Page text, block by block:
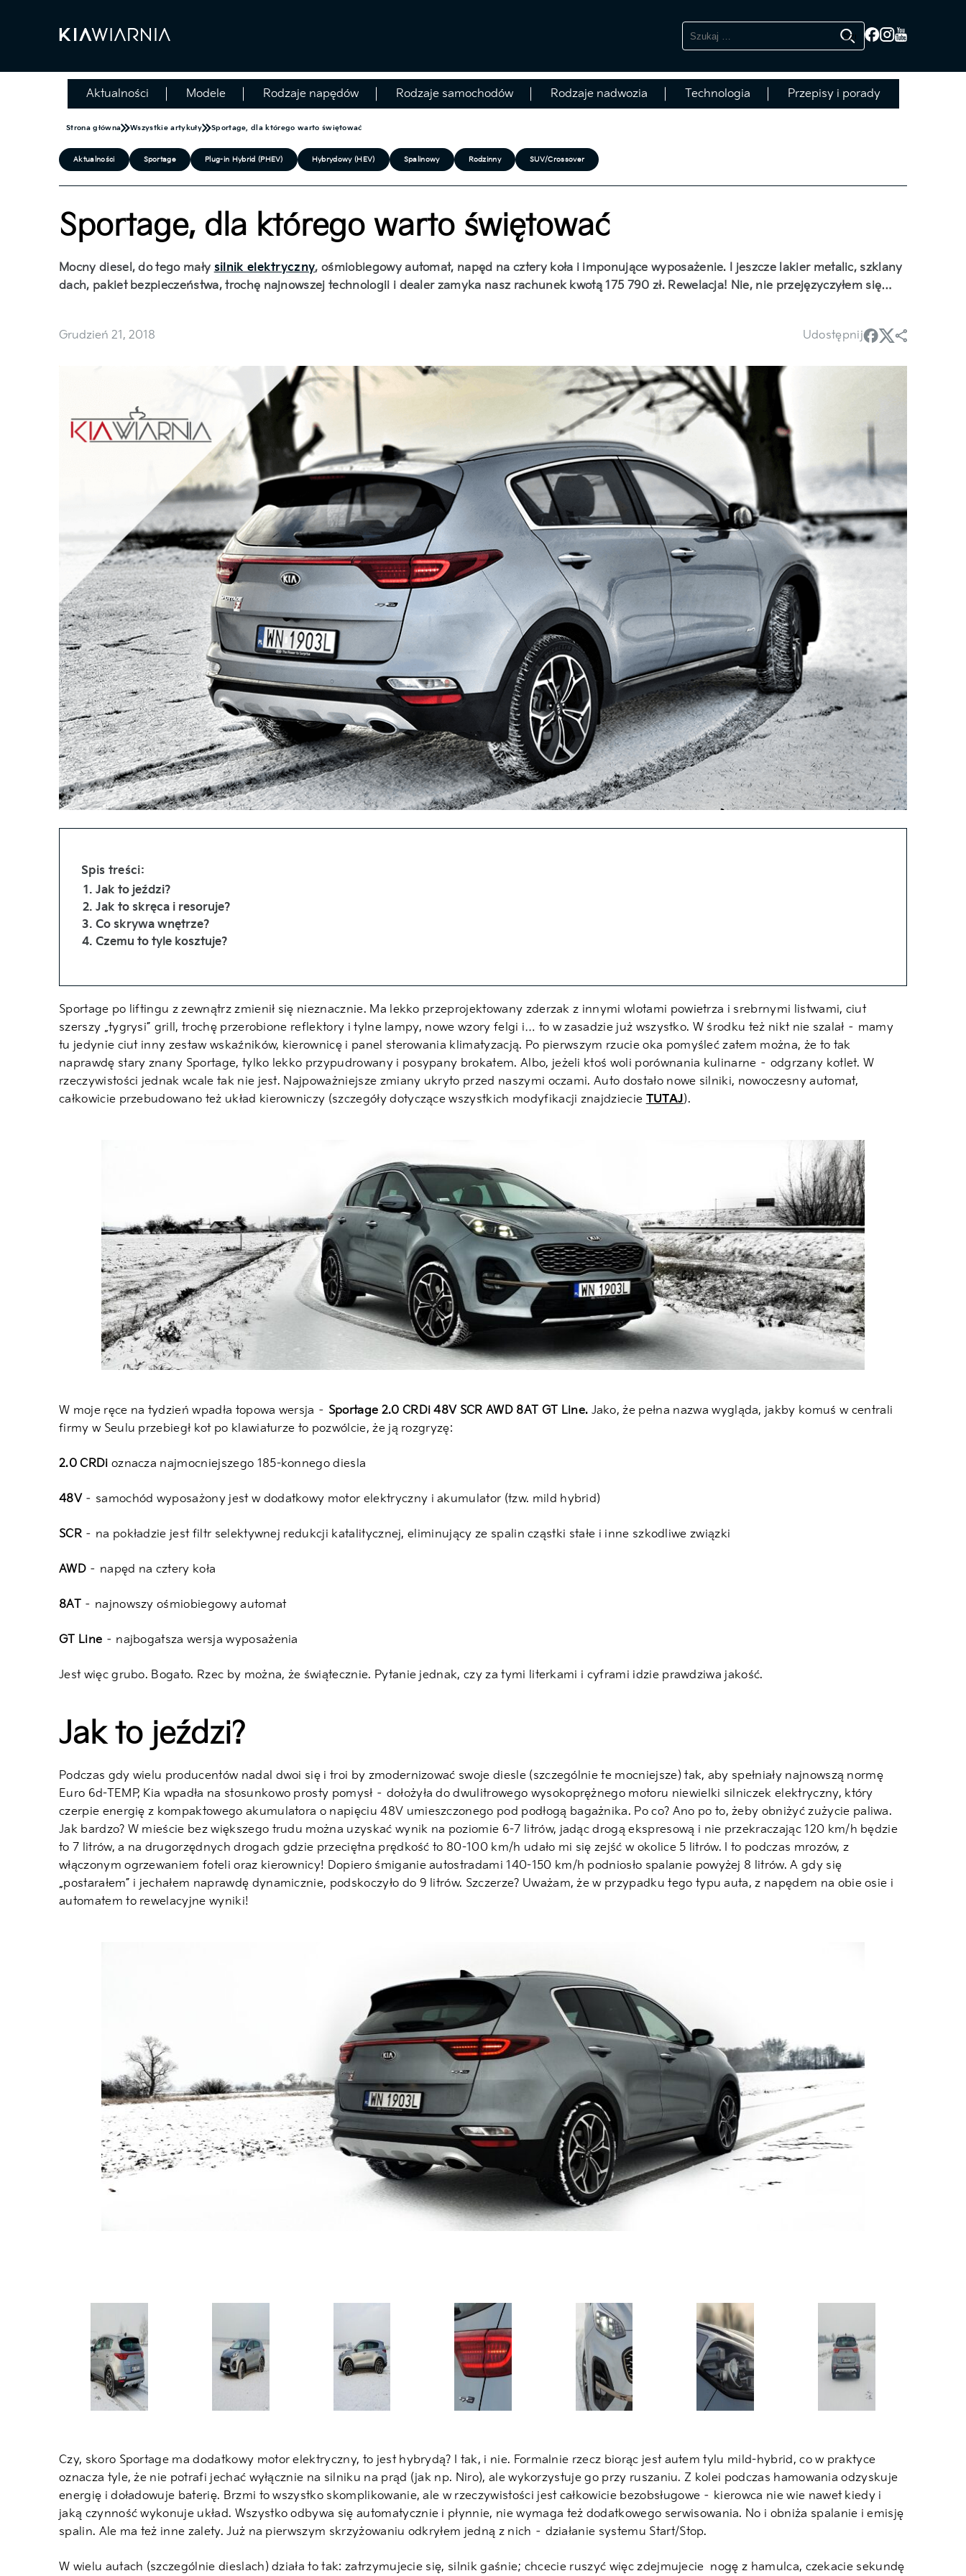
Szukaj:
Aktualności Modele Rodzaje napędów Rodzaje samochodów Rodzaje nadwozia Technologia Przepisy i porady
Strona główna Wszystkie artykuły Sportage, dla którego warto świętować
Aktualności Sportage Plug-in Hybrid (PHEV) Hybrydowy (HEV) Spalinowy Rodzinny SUV/Crossover
Sportage, dla którego warto świętować
Mocny diesel, do tego mały silnik elektryczny, ośmiobiegowy automat, napęd na cztery koła i imponujące wyposażenie. I jeszcze lakier metalic, szklany
dach, pakiet bezpieczeństwa, trochę najnowszej technologii i dealer zamyka nasz rachunek kwotą 175 790 zł. Rewelacja! Nie, nie przejęzyczyłem się…
Grudzień 21, 2018 Udostępnij
Spis treści:
Jak to jeździ?
Jak to skręca i resoruje?
Co skrywa wnętrze?
Czemu to tyle kosztuje?
Sportage po liftingu z zewnątrz zmienił się nieznacznie. Ma lekko przeprojektowany zderzak z innymi wlotami powietrza i srebrnymi listwami, ciut
szerszy „tygrysi” grill, trochę przerobione reflektory i tylne lampy, nowe wzory felgi i… to w zasadzie już wszystko. W środku też nikt nie szalał – mamy
tu jedynie ciut inny zestaw wskaźników, kierownicę i panel sterowania klimatyzacją. Po pierwszym rzucie oka pomyśleć zatem można, że to tak
naprawdę stary znany Sportage, tylko lekko przypudrowany i posypany brokatem. Albo, jeżeli ktoś woli porównania kulinarne – odgrzany kotlet. W
rzeczywistości jednak wcale tak nie jest. Najpoważniejsze zmiany ukryto przed naszymi oczami. Auto dostało nowe silniki, nowoczesny automat,
całkowicie przebudowano też układ kierowniczy (szczegóły dotyczące wszystkich modyfikacji znajdziecie TUTAJ).
W moje ręce na tydzień wpadła topowa wersja – Sportage 2.0 CRDi 48V SCR AWD 8AT GT Line. Jako, że pełna nazwa wygląda, jakby komuś w centrali
firmy w Seulu przebiegł kot po klawiaturze to pozwólcie, że ją rozgryzę:
2.0 CRDi oznacza najmocniejszego 185-konnego diesla
48V– samochód wyposażony jest w dodatkowy motor elektryczny i akumulator (tzw. mild hybrid)
SCR– na pokładzie jest filtr selektywnej redukcji katalitycznej, eliminujący ze spalin cząstki stałe i inne szkodliwe związki
AWD– napęd na cztery koła
8AT– najnowszy ośmiobiegowy automat
GT Line – najbogatsza wersja wyposażenia
Jest więc grubo. Bogato. Rzec by można, że świątecznie. Pytanie jednak, czy za tymi literkami i cyframi idzie prawdziwa jakość.
Jak to jeździ?
Podczas gdy wielu producentów nadal dwoi się i troi by zmodernizować swoje diesle (szczególnie te mocniejsze) tak, aby spełniały najnowszą normę
Euro 6d-TEMP, Kia wpadła na stosunkowo prosty pomysł – dołożyła do dwulitrowego wysokoprężnego motoru niewielki silniczek elektryczny, który
czerpie energię z kompaktowego akumulatora o napięciu 48V umieszczonego pod podłogą bagażnika. Po co? Ano po to, żeby obniżyć zużycie paliwa.
Jak bardzo? W mieście bez większego trudu można uzyskać wynik na poziomie 6-7 litrów, jadąc drogą ekspresową i nie przekraczając 120 km/h będzie
to 7 litrów, a na drugorzędnych drogach gdzie przeciętna prędkość to 80-100 km/h udało mi się zejść w okolice 5 litrów. I to podczas mrozów, z
włączonym ogrzewaniem foteli oraz kierownicy! Dopiero śmiganie autostradami 140-150 km/h podniosło spalanie powyżej 8 litrów. A gdy się
„postarałem” i jechałem naprawdę dynamicznie, podskoczyło do 9 litrów. Szczerze? Uważam, że w przypadku tego typu auta, z napędem na obie osie i
automatem to rewelacyjne wyniki!
Czy, skoro Sportage ma dodatkowy motor elektryczny, to jest hybrydą? I tak, i nie. Formalnie rzecz biorąc jest autem tylu mild-hybrid, co w praktyce
oznacza tyle, że nie potrafi jechać wyłącznie na silniku na prąd (jak np. Niro), ale wykorzystuje go przy ruszaniu. Z kolei podczas hamowania odzyskuje
energię i doładowuje baterię. Brzmi to wszystko skomplikowanie, ale w rzeczywistości jest całkowicie bezobsługowe – kierowca nie wie nawet kiedy i
jaką czynność wykonuje układ. Wszystko odbywa się automatycznie i płynnie, nie wymaga też dodatkowego serwisowania. No i obniża spalanie i emisję
spalin. Ale ma też inne zalety. Już na pierwszym skrzyżowaniu odkryłem jedną z nich – działanie systemu Start/Stop.
W wielu autach (szczególnie dieslach) działa to tak: zatrzymujecie się, silnik gaśnie; chcecie ruszyć więc zdejmujecie nogę z hamulca, czekacie sekundę